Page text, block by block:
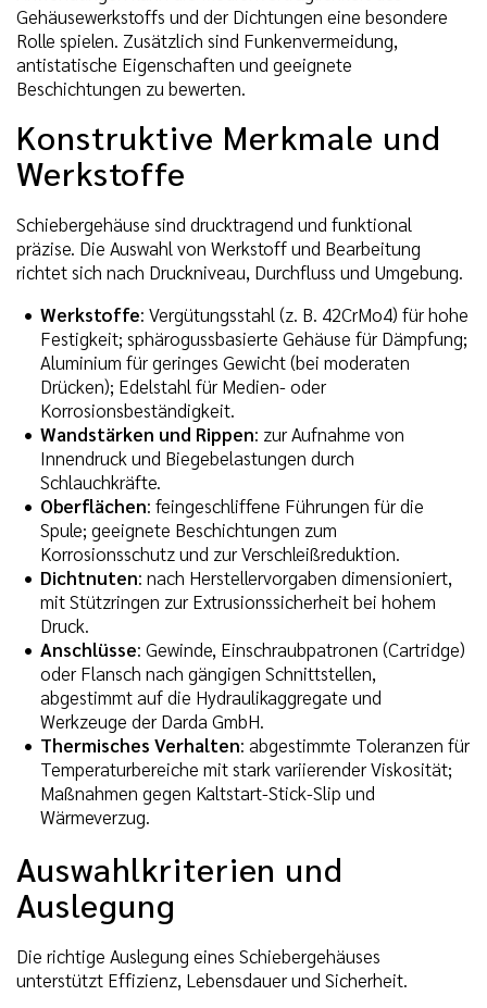
Gehäusewerkstoffs und der Dichtungen eine besondere
Rolle spielen. Zusätzlich sind Funkenvermeidung,
antistatische Eigenschaften und geeignete
Beschichtungen zu bewerten.
Konstruktive Merkmale und
Werkstoffe
Schiebergehäuse sind drucktragend und funktional
präzise. Die Auswahl von Werkstoff und Bearbeitung
richtet sich nach Druckniveau, Durchfluss und Umgebung.
Werkstoffe: Vergütungsstahl (z. B. 42CrMo4) für hohe
Festigkeit; sphärogussbasierte Gehäuse für Dämpfung;
Aluminium für geringes Gewicht (bei moderaten
Drücken); Edelstahl für Medien- oder
Korrosionsbeständigkeit.
Wandstärken und Rippen: zur Aufnahme von
Innendruck und Biegebelastungen durch
Schlauchkräfte.
Oberflächen: feingeschliffene Führungen für die
Spule; geeignete Beschichtungen zum
Korrosionsschutz und zur Verschleißreduktion.
Dichtnuten: nach Herstellervorgaben dimensioniert,
mit Stützringen zur Extrusionssicherheit bei hohem
Druck.
Anschlüsse: Gewinde, Einschraubpatronen (Cartridge)
oder Flansch nach gängigen Schnittstellen,
abgestimmt auf die Hydraulikaggregate und
Werkzeuge der Darda GmbH.
Thermisches Verhalten: abgestimmte Toleranzen für
Temperaturbereiche mit stark variierender Viskosität;
Maßnahmen gegen Kaltstart-Stick-Slip und
Wärmeverzug.
Auswahlkriterien und
Auslegung
Die richtige Auslegung eines Schiebergehäuses
unterstützt Effizienz, Lebensdauer und Sicherheit.